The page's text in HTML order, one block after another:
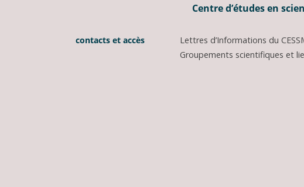
Centre d’études en
contacts et accès
Lettres d’Informations du
Groupements scientifiques et